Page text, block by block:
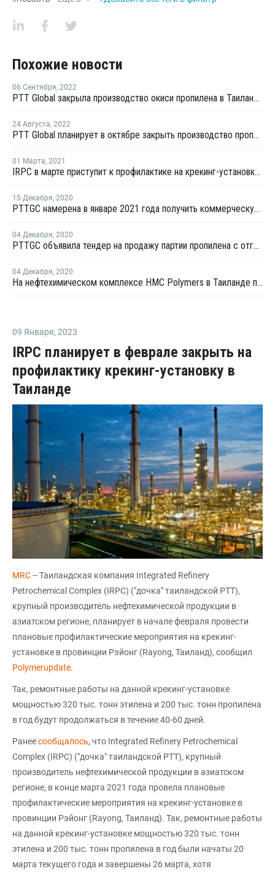
Похожие новости
06 Сентября, 2022
PTT Global закрыла производство окиси пропилена в Таиланде на ремонт
24 Августа, 2022
PTT Global планирует в октябре закрыть производство пропилена в Таиланде на ремонт
01 Марта, 2021
IRPC в марте приступит к профилактике на крекинг-установке в Таиланде
15 Декабря, 2020
PTTGC намерена в январе 2021 года получить коммерческую продукцию на новой крекинг-установке в Таиланде
04 Декабря, 2020
PTTGC объявила тендер на продажу партии пропилена с отгрузкой в середине декабря
04 Декабря, 2020
На нефтехимическом комплексе HMC Polymers в Таиланде произошел пожар
09 Января, 2023
IRPC планирует в феврале закрыть на
профилактику крекинг-установку в
Таиланде
MRC-- Таиландская компания Integrated Refinery
Petrochemical Complex (IRPC) ("дочка" таиландской PTT),
крупный производитель нефтехимической продукции в
азиатском регионе, планирует в начале февраля провести
плановые профилактические мероприятия на крекинг-
установке в провинции Рэйонг (Rayong, Таиланд), сообщил
Polymerupdate.
Так, ремонтные работы на данной крекинг-установке
мощностью 320 тыс. тонн этилена и 200 тыс. тонн пропилена
в год будут продолжаться в течение 40-60 дней.
Ранеесообщалось, что Integrated Refinery Petrochemical
Complex (IRPC) ("дочка" таиландской PTT), крупный
производитель нефтехимической продукции в азиатском
регионе, в конце марта 2021 года провела плановые
профилактические мероприятия на крекинг-установке в
провинции Рэйонг (Rayong, Таиланд). Так, ремонтные работы
на данной крекинг-установке мощностью 320 тыс. тонн
этилена и 200 тыс. тонн пропилена в год были начаты 20
марта текущего года и завершены 26 марта, хотя